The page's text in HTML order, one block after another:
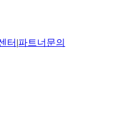
터 |파트너문의